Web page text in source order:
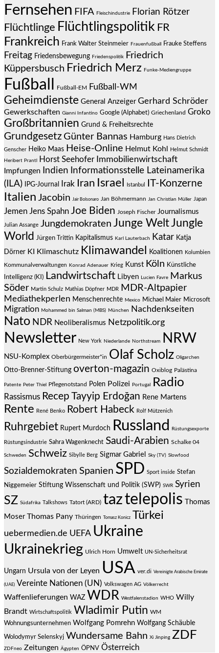
Fernsehen FIFA Fleischindustrie Florian Rötzer
Flüchtlinge Flüchtlingspolitik FR
Frankreich Frank Walter Steinmeier Frauenfußball Frauke Steffens
Freitag Friedensbewegung Friedenspolitik
Friedrich
Küppersbusch Friedrich Merz Funke-Mediengruppe
Fußball Fußball-EM Fußball-WM
Geheimdienste General Anzeiger Gerhard Schröder
Gewerkschaften Gianni Infantino Google (Alphabet) Griechenland Groko
Großbritannien Grund & Freiheitsrechte
Grundgesetz Günter Bannas Hamburg Hans Dietrich
Genscher Heiko Maas Heise-Online Helmut Kohl Helmut Schmidt
Heribert Prantl Horst Seehofer Immobilienwirtschaft
Impfungen Indien Informationsstelle Lateinamerika
(ILA)
IPG-Journal Irak Iran Israel Istanbul IT-Konzerne
Italien Jacobin Jair Bolsonaro Jan Böhmermann Jan Christian Müller Japan
Jemen Jens Spahn Joe Biden Joseph Fischer Journalismus
Julian Assange Jungdemokraten Junge WeltJungle
World Jürgen Trittin Kapitalismus Karl Lauterbach Katar Katja
Dörner KI Klimaschutz Klimawandel Koalitionen Kolumbien
Kommunalverwaltungen Konrad Adenauer Krieg Kunst Köln Künstliche
Intelligenz (KI) Landwirtschaft Libyen Lucien Favre
Markus
Söder Martin Schulz Mathias Döpfner MDR MDR-Altpapier
Mediathekperlen Menschenrechte Mexico Michael Maier Microsoft
Migration Mohammed bin Salman (MBS) München Nachdenkseiten
Nato NDR Neoliberalismus Netzpolitik.org
Newsletter New York Niederlande Northstream NRW
NSU-Komplex Oberbürgermeister*in Olaf Scholz Oligarchen
Otto-Brenner-Stiftung overton-magazin Oxiblog Palästina
Patente Peter Thiel Pflegenotstand Polen Polizei Portugal Radio
Rassismus Recep Tayyip Erdoğan Rene Martens
Rente René Benko Robert Habeck Rolf Mützenich
Ruhrgebiet Rupert Murdoch Russland Rüstungsexporte
Rüstungsindustrie Sahra Wagenknecht Saudi-Arabien Schalke 04
Schweden Schweiz Sibylle Berg Sigmar Gabriel Sky (TV) Slowfood
Sozialdemokraten Spanien SPD Sport inside Stefan
Niggemeier Stiftung Wissenschaft und Politik (SWP) SWR Syrien
SZ Südafrika Talkshows Tatort (ARD) taztelepolis
Thomas
Moser Thomas Pany Thüringen Tomasz Konicz Türkei
uebermedien.de UEFA Ukraine
Ukrainekrieg Ulrich Horn Umwelt UN-Sicherheitsrat
Ungarn Ursula von der Leyen USA ver.di Vereinigte Arabische Emirate
(UAE) Vereinte Nationen (UN) Volkswagen AG Völkerrecht
Waffenlieferungen WAZ WDR Westfalenstadion WHO Willy
Brandt Wirtschaftspolitik Wladimir Putin WM
Wohnungsunternehmen Wolfgang Pomrehn Wolfgang Schäuble
Wolodymyr Selenskyj Wundersame Bahn Xi Jinping ZDF
ZDFneo Zeitungen Ägypten ÖPNV Österreich